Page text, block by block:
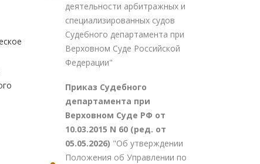
деятельности арбитражных и
специализированных судов
Судебного департамента при
Верховном Суде Российской
Федерации"
Приказ Судебного
департамента при
Верховном Суде РФ от
10.03.2015 N 60 (ред. от
05.05.2026) "Об утверждении
Положения об Управлении по